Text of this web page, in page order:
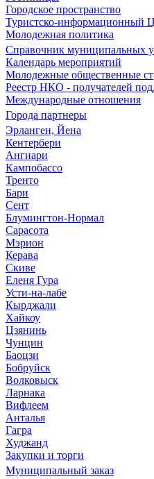
Городское пространство
Туристско-информационный
Молодежная политика
Справочник муниципальных
Календарь мероприятий
Молодежные общественные
Реестр НКО - получателей
Международные отношения
Города партнеры
Эрланген, Йена
Кентербери
Ангиари
Кампобассо
Тренто
Бари
Сент
Блумингтон-Нормал
Сарасота
Мэрион
Керава
Скиве
Еленя Гура
Усти-на-лабе
Кырджали
Хайкоу
Цзянинь
Чунцин
Баоцзи
Бобруйск
Волковыск
Ларнака
Вифлеем
Анталья
Гагра
Худжанд
Закупки и торги
Муниципальный заказ